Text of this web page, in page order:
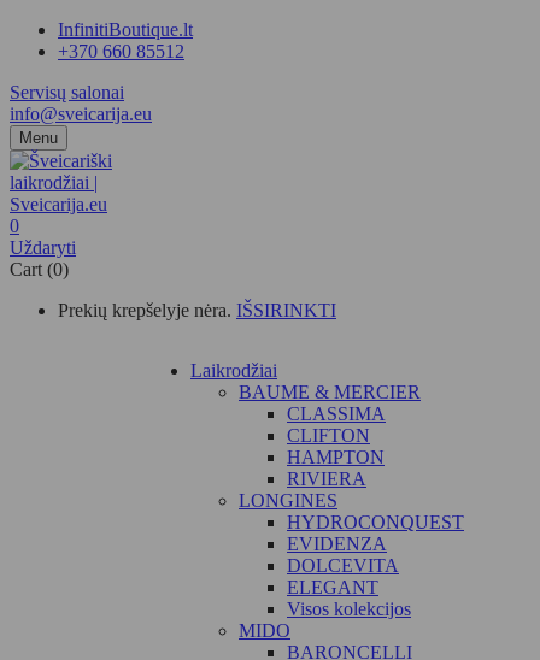
InfinitiBoutique.lt
+370 660 85512
Servisų salonai
info@sveicarija.eu
Menu
0
Uždaryti
Cart (0)
Prekių krepšelyje nėra. IŠSIRINKTI
Laikrodžiai
BAUME & MERCIER
CLASSIMA
CLIFTON
HAMPTON
RIVIERA
LONGINES
HYDROCONQUEST
EVIDENZA
DOLCEVITA
ELEGANT
Visos kolekcijos
MIDO
BARONCELLI